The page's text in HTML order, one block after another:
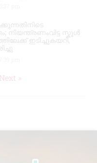
നിയന്ത്രണംവിട്ട സ്കൂൾ
ഇടിച്ചുകയറി,
Next »